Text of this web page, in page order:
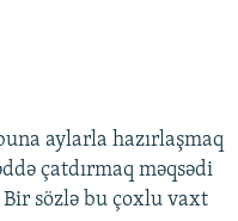
aylarla hazırlaşmaq
çatdırmaq məqsədi
sözlə bu çoxlu vaxt